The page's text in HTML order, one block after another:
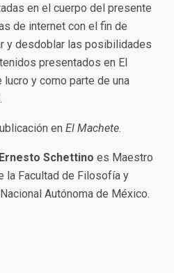
en el cuerpo del presente
de internet con el fin de
y desdoblar las posibilidades
presentados en El
lucro y como parte de una
en El Machete.
Ernesto Schettino es Maestro
la Facultad de Filosofía y
Autónoma de México.